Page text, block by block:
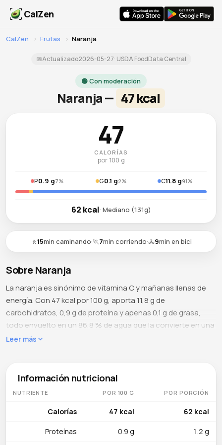
CalZen
CalZen › Frutas › Naranja
📅Actualizado2026-05-27· USDA FoodData Central
🟢 Con moderación
Naranja — 47 kcal
47
CALORÍAS
por 100 g
P0.9 g7% G0.1 g2% C11.8 g91%
62 kcal· Mediano (131g)
🚶15min caminando·🏃7min corriendo·🚴9min en bici
Sobre Naranja
La naranja es sinónimo de vitamina C y mañanas llenas de
energía. Con 47 kcal por 100 g, aporta 11,8 g de
carbohidratos, 0,9 g de proteína y apenas 0,1 g de grasa,
todo envuelto en un 86,8 % de agua que la convierte en una
de las frutas más hidratantes. Sus 9,4 g de azúcar natural
exprimirla.
Qué contiene
La vitamina C domina con 53,2 mg por 100 g — casi el 60 %
síntesis de colágeno y la absorción de hierro no hemo de
Leer más
Información nutricional
NUTRIENTE POR 100 G POR PORCIÓN
Calorías 47 kcal 62 kcal
Proteínas 0.9 g 1.2 g